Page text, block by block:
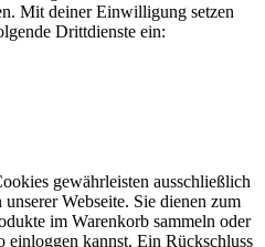
Mit deiner Einwilligung setzen
Drittdienste ein:
gewährleisten ausschließlich
Webseite. Sie dienen zum
im Warenkorb sammeln oder
kannst. Ein Rückschluss